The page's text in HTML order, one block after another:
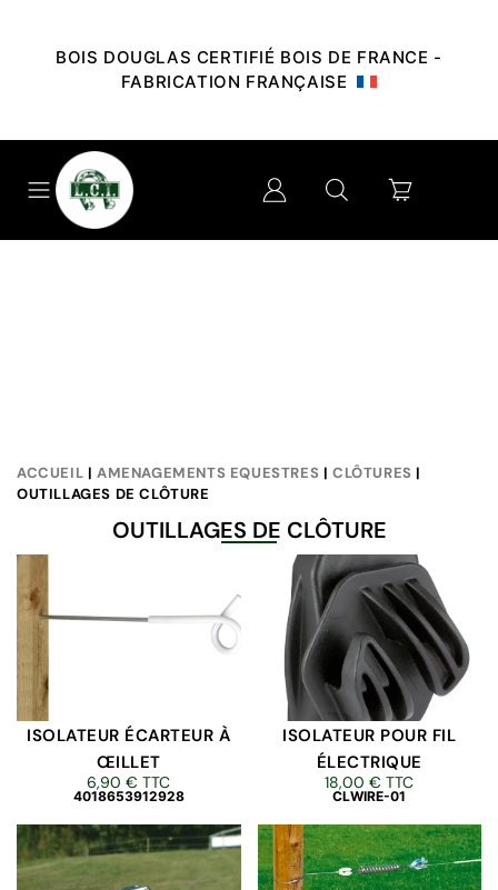
BOIS DOUGLAS CERTIFIÉ BOIS DE FRANCE -
FABRICATION FRANÇAISE
ACCUEIL |AMENAGEMENTS EQUESTRES |CLÔTURES |
OUTILLAGES DE CLÔTURE
OUTILLAGES DE CLÔTURE
ISOLATEUR ÉCARTEUR À
ŒILLET
6,90€ TTC
4018653912928
ISOLATEUR POUR FIL
ÉLECTRIQUE
18,00€ TTC
CLWIRE-01